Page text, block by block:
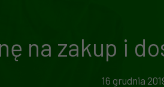
na zakup i
16 grudnia